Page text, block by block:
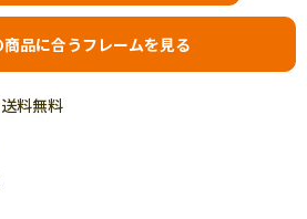
商品に合うフレームを見る
料無料